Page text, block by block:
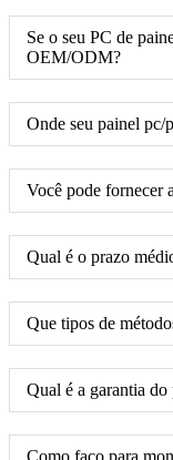
Se o seu PC de
OEM/ODM?
Onde seu painel pc/
Você pode fornecer
Qual é o prazo
Que tipos de
Qual é a garantia do
Como faço para